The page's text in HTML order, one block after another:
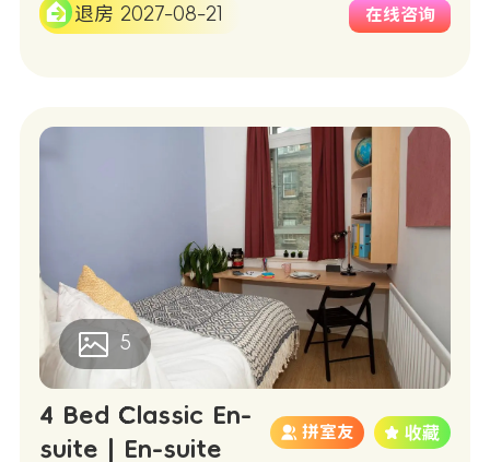
退房 2027-08-21 在线咨询
5
4 Bed Classic En-
suite | En-suite
拼室友